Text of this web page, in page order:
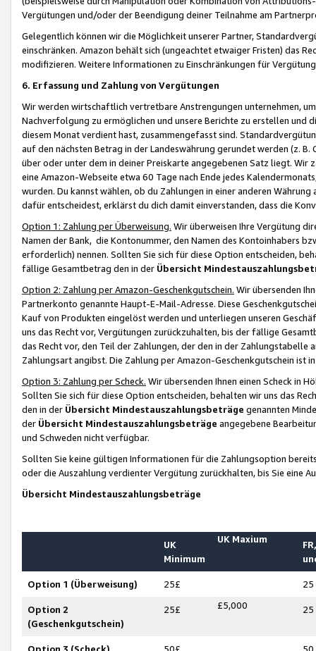
Vergütungen und/oder der Beendigung deiner Teilnahme am
Gelegentlich können wir die Möglichkeit unserer Partner,
einschränken. Amazon behält sich (ungeachtet etwaiger Fristen) das
modifizieren. Weitere Informationen zu Einschränkungen für
6. Erfassung und Zahlung von Vergütungen
Wir werden wirtschaftlich vertretbare Anstrengungen unternehmen,
Nachverfolgung zu ermöglichen und unsere Berichte zu erstellen und
diesem Monat verdient hast, zusammengefasst sind.
auf den nächsten Betrag in der Landeswährung gerundet werden (z.
über oder unter dem in deiner Preiskarte angegebenen Satz liegt.
eine Amazon-Webseite etwa 60 Tage nach Ende jedes
wurden. Du kannst wählen, ob du Zahlungen in einer anderen
dafür entscheidest, erklärst du dich damit einverstanden, dass die
Option 1: Zahlung per Überweisung. Wir überweisen Ihre Vergütung
Namen der Bank, die Kontonummer, den Namen des Kontoinhabers
erforderlich) nennen. Sollten Sie sich für diese Option entscheiden,
fällige Gesamtbetrag den in der Übersicht
Option 2: Zahlung per Amazon-Geschenkgutschein. Wir übersenden
Partnerkonto genannte Haupt-E-Mail-Adresse. Diese
Kauf von Produkten eingelöst werden und unterliegen unseren
uns das Recht vor, Vergütungen zurückzuhalten, bis der fällige
das Recht vor, den Teil der Zahlungen, der den in der
Zahlungsart angibst. Die Zahlung per Amazon-Geschenkgutschein ist
Option 3: Zahlung per Scheck. Wir übersenden Ihnen einen Scheck in
Sollten Sie sich für diese Option entscheiden, behalten wir uns das
den in der Übersicht Mindestauszahlungsbeträge genannten
der Übersicht Mindestauszahlungsbeträge angegebene
und Schweden nicht verfügbar.
Sollten Sie keine gültigen Informationen für die Zahlungsoption
oder die Auszahlung verdienter Vergütung zurückhalten, bis Sie
Übersicht Mindestauszahlungsbeträge
UK
Minimum
UK Maxium
Option 1 (Überweisung) 25£ 25
Option 2
(Geschenkgutschein)
25£ £5,000 25
Option 3 (Scheck) 50£ 50